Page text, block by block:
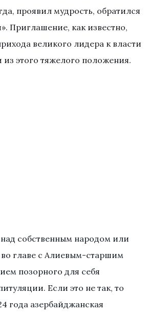
проявил мудрость, обратился
Приглашение, как известно,
великого лидера к власти
этого тяжелого положения.
над собственным народом или
главе с Алиевым-старшим
позорного для себя
Если это не так, то
года азербайджанская